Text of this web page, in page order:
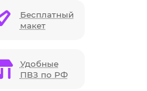
Бесплатный
макет
Удобные
ПВЗ по РФ